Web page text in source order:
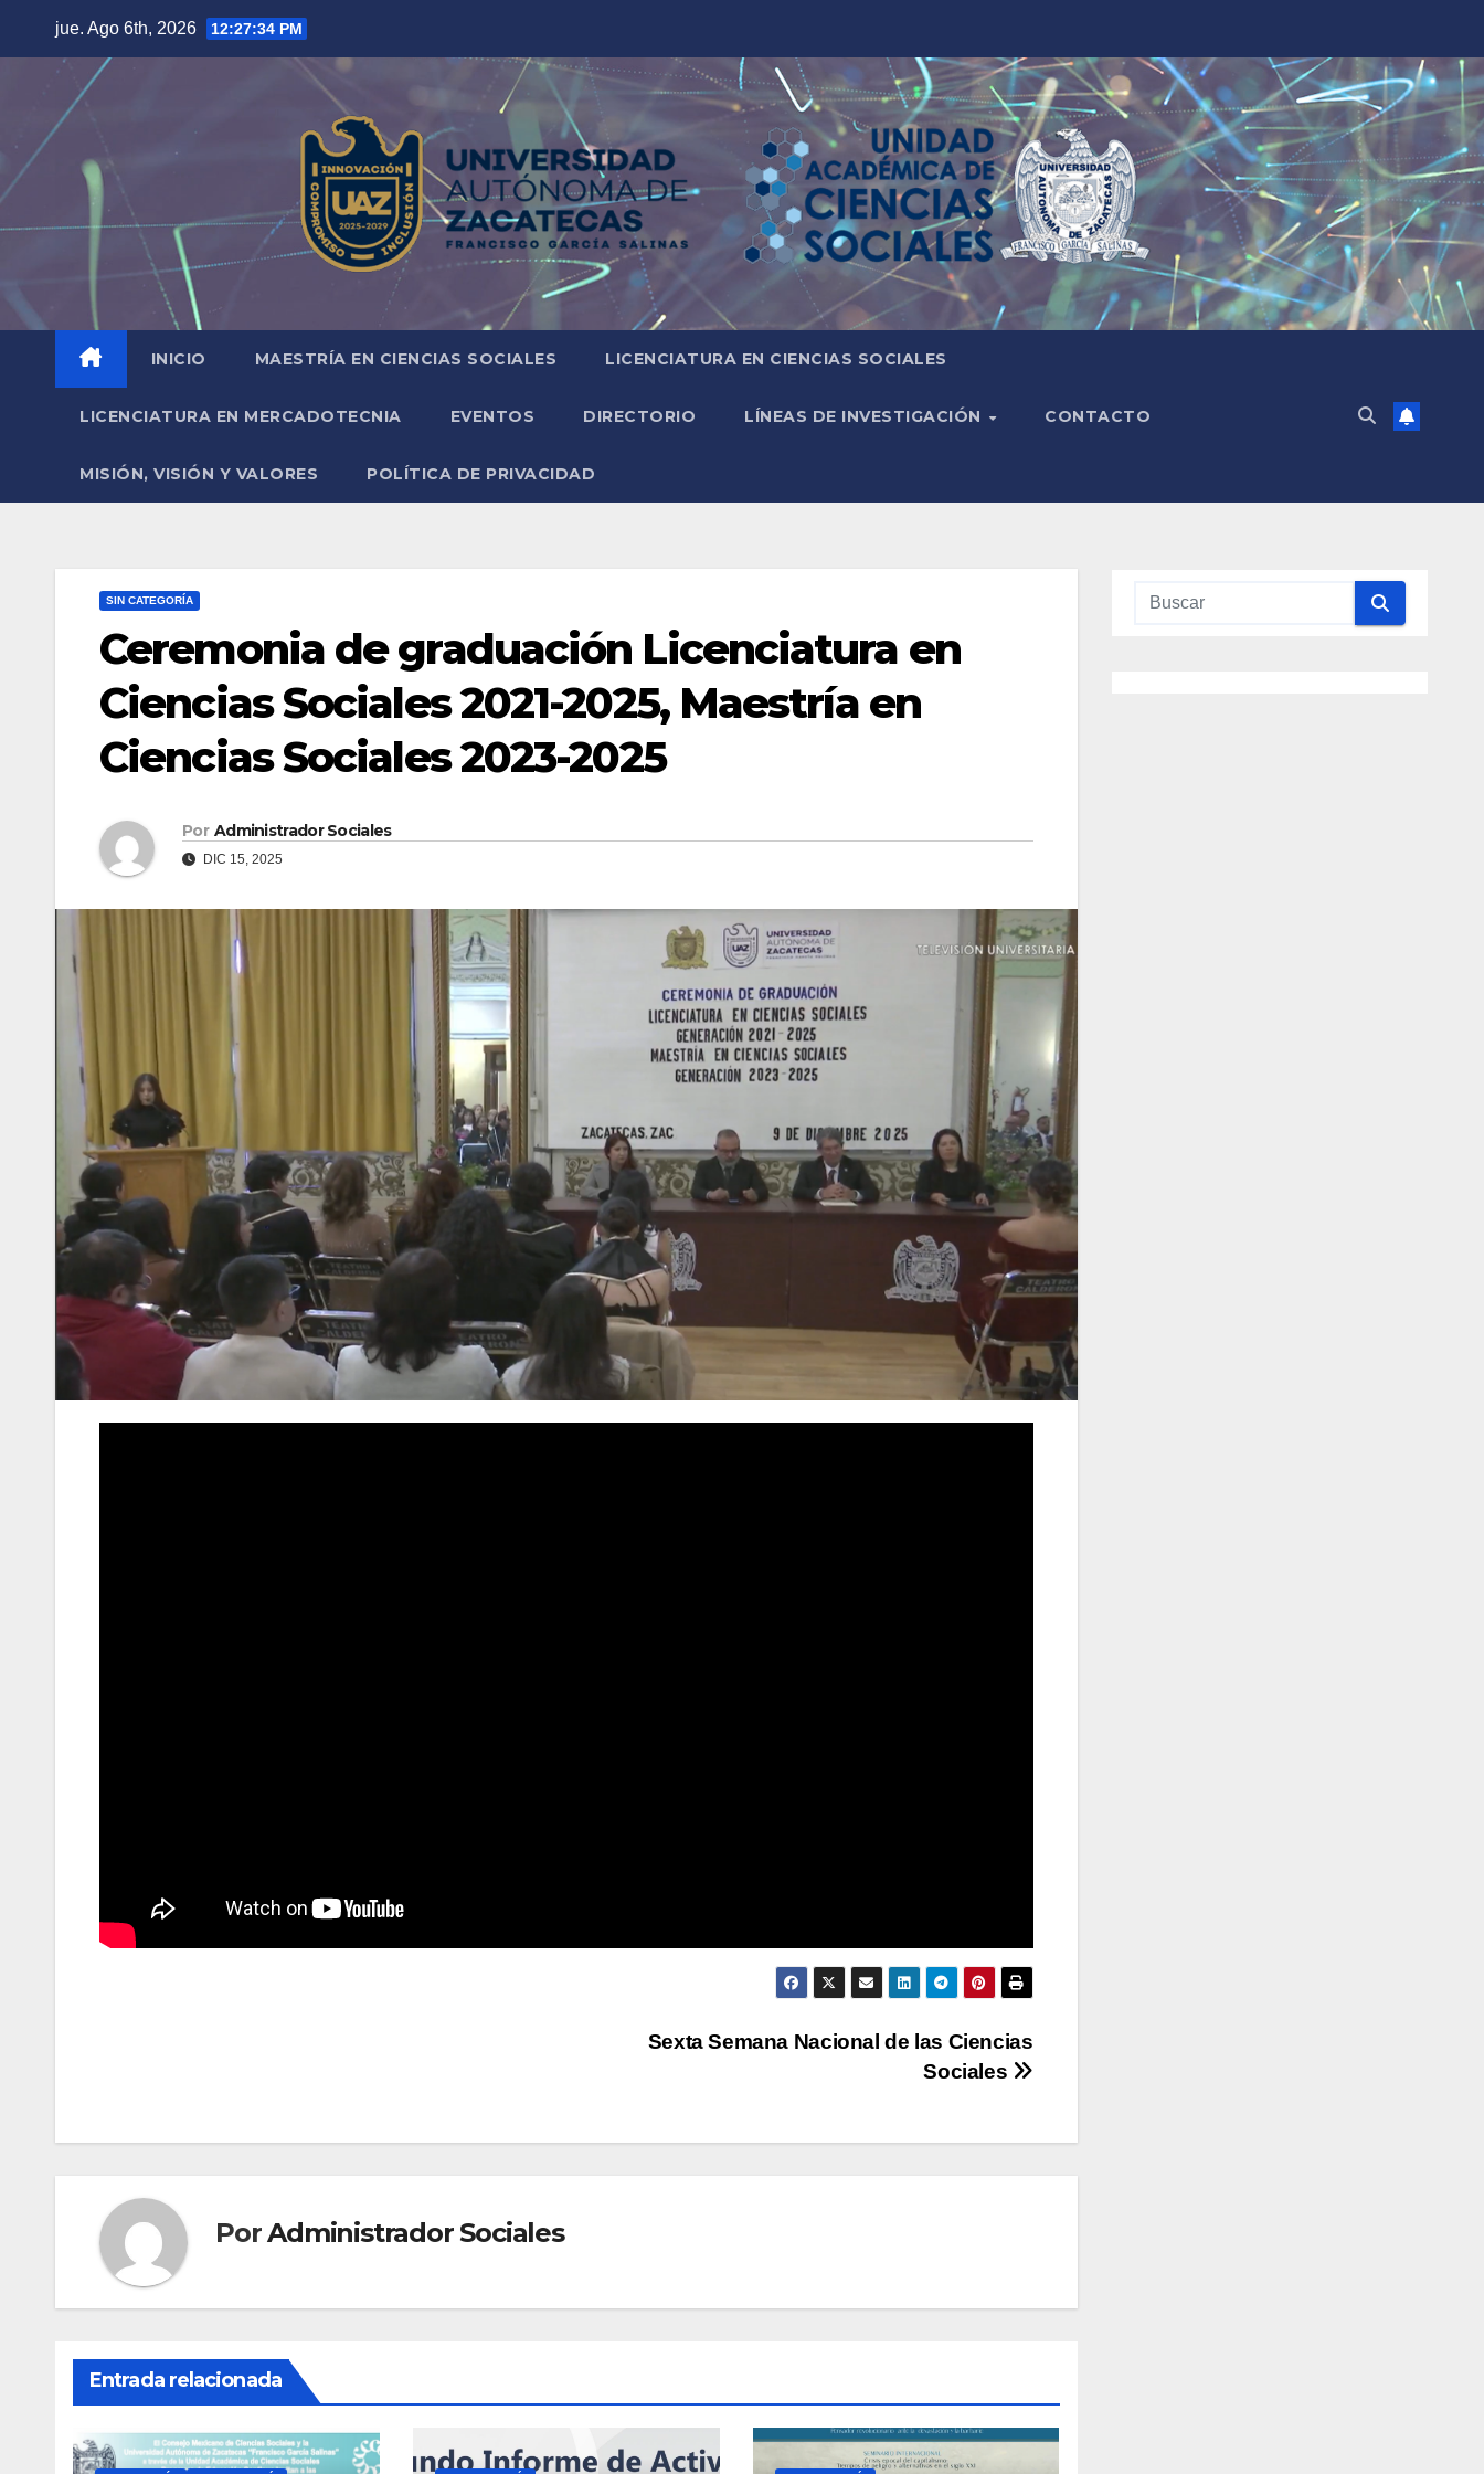
jue. Ago 6th, 2026 12:27:36 PM
INICIO MAESTRÍA EN CIENCIAS SOCIALES LICENCIATURA EN CIENCIAS SOCIALES
LICENCIATURA EN MERCADOTECNIA EVENTOS DIRECTORIO LÍNEAS DE INVESTIGACIÓN CONTACTO
MISIÓN, VISIÓN Y VALORES POLÍTICA DE PRIVACIDAD
SIN CATEGORÍA
Ceremonia de graduación Licenciatura en
Ciencias Sociales 2021-2025, Maestría en
Ciencias Sociales 2023-2025
Por Administrador Sociales
DIC 15, 2025
entradas
Sexta Semana Nacional de las Ciencias
Sociales
PorAdministrador Sociales
Entrada relacionada